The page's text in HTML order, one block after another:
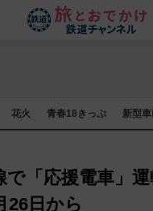
花火 青春18きっぷ 新型車
で「応援電車」
26日から